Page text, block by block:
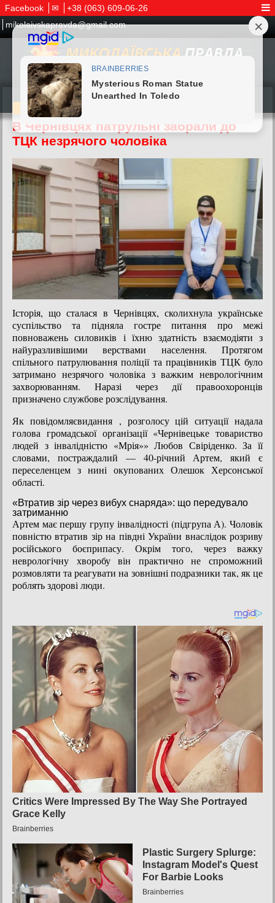
Facebook ✉
+38 (063) 609-06-26
mikolaivskapravda@gmail.com
04.07.2026
В Чернівцях патрульні забрали до
ТЦК незрячого чоловіка
Історія, що сталася в Чернівцях, сколихнула українське
суспільство та підняла гостре питання про межі
повноважень силовиків і їхню здатність взаємодіяти з
найуразливішими верствами населення. Протягом
спільного патрулювання поліції та працівників ТЦК було
затримано незрячого чоловіка з важким неврологічним
захворюванням. Наразі через дії правоохоронців
призначено службове розслідування.
Як повідомляєвидання , розголосу цій ситуації надала
голова громадської організації «Чернівецьке товариство
людей з інвалідністю «Мрія»» Любов Свіріденко. За її
словами, постраждалий — 40-річний Артем, який є
переселенцем з нині окупованих Олешок Херсонської
області.
«Втратив зір через вибух снаряда»: що передувало
затриманню
Артем має першу групу інвалідності (підгрупа А). Чоловік
повністю втратив зір на півдні України внаслідок розриву
російського боєприпасу. Окрім того, через важку
неврологічну хворобу він практично не спроможний
розмовляти та реагувати на зовнішні подразники так, як це
роблять здорові люди.